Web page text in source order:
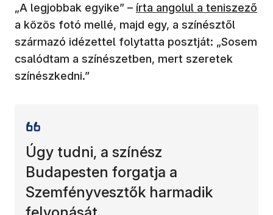
„A legjobbak egyike” – írta angolul a teniszező
a közös fotó mellé, majd egy, a színésztől
származó idézettel folytatta posztját: „Sosem
csalódtam a színészetben, mert szeretek
színészkedni.”
Úgy tudni, a színész
Budapesten forgatja a
Szemfényvesztők harmadik